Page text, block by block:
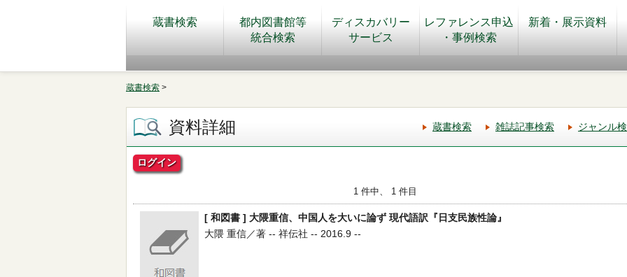
蔵書検索
都内図書館等
統合検索
ディスカバリー
サービス
レファレンス申込
・事例検索
新着・展示資料
蔵書検索 >
資料詳細 蔵書検索 雑誌記事検索 ジャンル
ログイン
1 件中、 1 件目
[ 和図書 ] 大隈重信、中国人を大いに論ず 現代語訳『日支民族性論』
大隈 重信／著 -- 祥伝社 -- 2016.9 --